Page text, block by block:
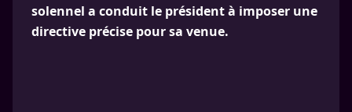
solennel a conduit le président à imposer une
directive précise pour sa venue.